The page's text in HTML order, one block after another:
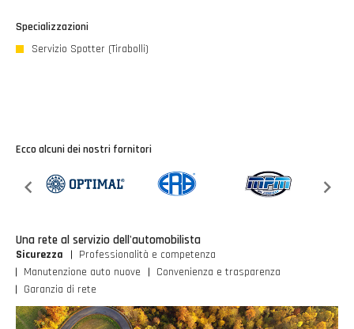
Specializzazioni
Servizio Spotter (Tirabolli)
Ecco alcuni dei nostri fornitori
Una rete al servizio dell'automobilista
Sicurezza
Professionalità e competenza
Manutenzione auto nuove
Convenienza e trasparenza
Garanzia di rete